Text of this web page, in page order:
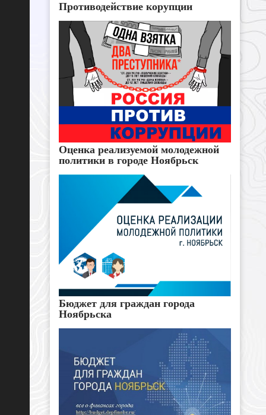
Противодействие корупции
Оценка реализуемой молодежной
политики в городе Ноябрьск
Бюджет для граждан города
Ноябрьска